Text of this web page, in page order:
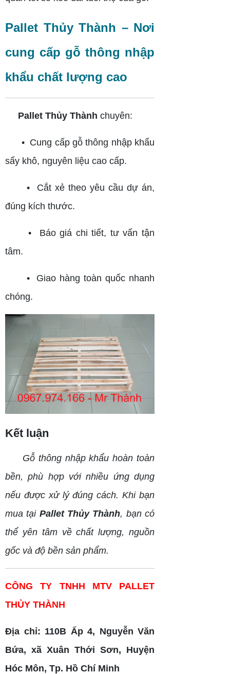
Pallet Thủy Thành – Nơi
cung cấp gỗ thông nhập
khẩu chất lượng cao
Pallet Thủy Thành chuyên:
• Cung cấp gỗ thông nhập khẩu
sấy khô, nguyên liệu cao cấp.
• Cắt xẻ theo yêu cầu dự án,
đúng kích thước.
• Báo giá chi tiết, tư vấn tận
tâm.
• Giao hàng toàn quốc nhanh
chóng.
Kết luận
Gỗ thông nhập khẩu hoàn toàn
bền, phù hợp với nhiều ứng dụng
nếu được xử lý đúng cách. Khi bạn
mua tại Pallet Thủy Thành, bạn có
thể yên tâm về chất lượng, nguồn
gốc và độ bền sản phẩm.
CÔNG TY TNHH MTV PALLET
THỦY THÀNH
Địa chỉ: 110B Ấp 4, Nguyễn Văn
Bứa, xã Xuân Thới Sơn, Huyện
Hóc Môn, Tp. Hồ Chí Minh